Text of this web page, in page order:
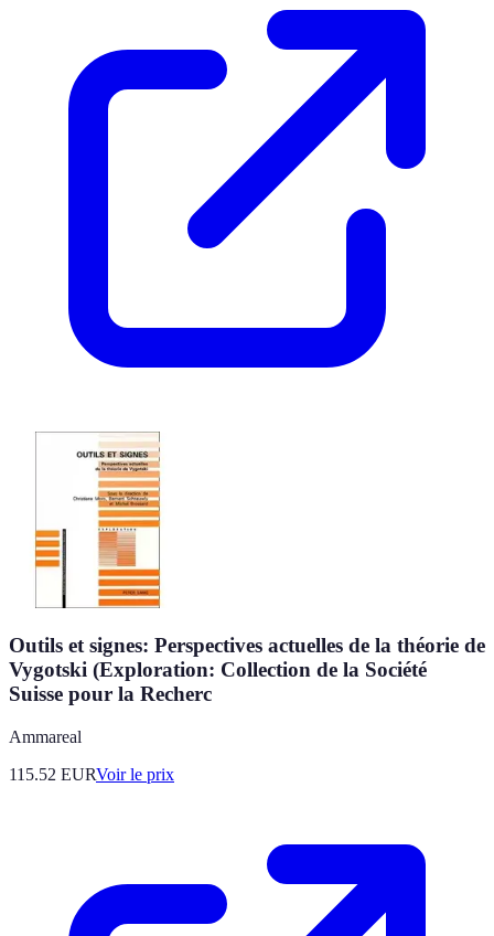
Outils et signes: Perspectives actuelles de la théorie de
Vygotski (Exploration: Collection de la Société
Suisse pour la Recherc
Ammareal
115.52 EURVoir le prix